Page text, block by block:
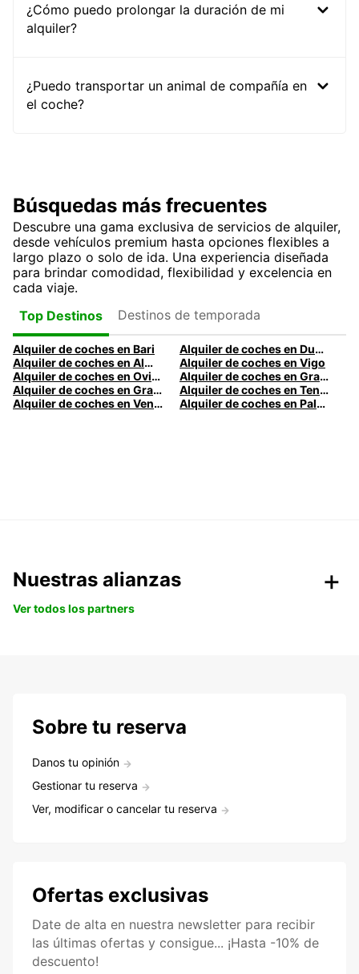
¿Cómo puedo prolongar la duración de mi
alquiler?
¿Puedo transportar un animal de compañía en
el coche?
Búsquedas más frecuentes
Descubre una gama exclusiva de servicios de alquiler,
desde vehículos premium hasta opciones flexibles a
largo plazo o solo de ida. Una experiencia diseñada
para brindar comodidad, flexibilidad y excelencia en
cada viaje.
Top Destinos
Destinos de temporada
Alquiler de coches en Bari
Alquiler de coches en Dublín
Alquiler de coches en Almería
Alquiler de coches en Vigo
Alquiler de coches en Oviedo
Alquiler de coches en Granada
Alquiler de coches en Gran Canaria
Alquiler de coches en Tenerife
Alquiler de coches en Venecia
Alquiler de coches en Palermo
Nuestras alianzas
Ver todos los partners
Sobre tu reserva
Danos tu opinión
Gestionar tu reserva
Ver, modificar o cancelar tu reserva
Ofertas exclusivas
Date de alta en nuestra newsletter para recibir
las últimas ofertas y consigue... ¡Hasta -10% de
descuento!